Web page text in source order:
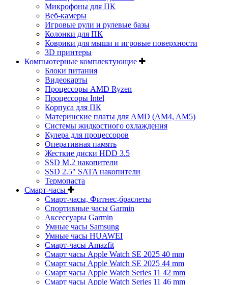
Микрофоны для ПК
Веб-камеры
Игровые рули и рулевые базы
Колонки для ПК
Коврики для мыши и игровые поверхности
3D принтеры
Компьютерные комплектующие
Блоки питания
Видеокарты
Процессоры AMD Ryzen
Процессоры Intel
Корпуса для ПК
Материнские платы для AMD (AM4, AM5)
Системы жидкостного охлаждения
Кулера для процессоров
Оперативная память
Жесткие диски HDD 3.5
SSD M.2 накопители
SSD 2.5" SATA накопители
Термопаста
Смарт-часы
Смарт-часы, Фитнес-браслеты
Спортивные часы Garmin
Аксессуары Garmin
Умные часы Samsung
Умные часы HUAWEI
Смарт-часы Amazfit
Смарт часы Apple Watch SE 2025 40 mm
Смарт часы Apple Watch SE 2025 44 mm
Смарт часы Apple Watch Series 11 42 mm
Смарт часы Apple Watch Series 11 46 mm